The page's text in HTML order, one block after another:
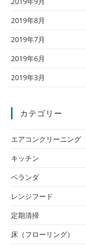
2019年8月
2019年7月
2019年6月
2019年3月
カテゴリー
エアコンクリーニング
キッチン
ベランダ
レンジフード
定期清掃
床（フローリング）